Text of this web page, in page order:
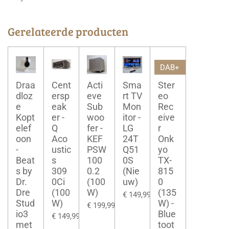
Gerelateerde producten
Draa
dloz
e
Kopt
elef
oon
-
Beat
s by
Dr.
Dre
Stud
io3
met
Cent
ersp
eak
er -
Q
Aco
ustic
s
309
0Ci
(100
W)
€ 149,99
Acti
eve
Sub
woo
fer -
KEF
PSW
100
0.2
(100
W)
€ 199,99
Sma
rt TV
Mon
itor -
LG
24T
Q51
0S
(Nie
uw)
€ 149,99
DAB+
Ster
eo
Rec
eive
r
Onk
yo
TX-
815
0
(135
W) -
Blue
toot